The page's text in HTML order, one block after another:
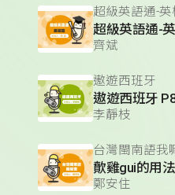
超級英語通-英
齊斌
遨遊西班牙
遨遊西班牙
李靜枝
台灣閩南語我
歕雞gui的用法
鄭安住